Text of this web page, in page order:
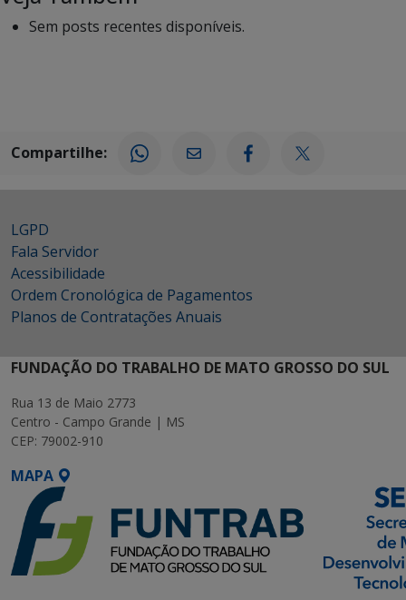
Sem posts recentes disponíveis.
Compartilhe:
LGPD
Fala Servidor
Acessibilidade
Ordem Cronológica de Pagamentos
Planos de Contratações Anuais
FUNDAÇÃO DO TRABALHO DE MATO GROSSO DO SUL
Rua 13 de Maio 2773
Centro - Campo Grande | MS
CEP: 79002-910
MAPA